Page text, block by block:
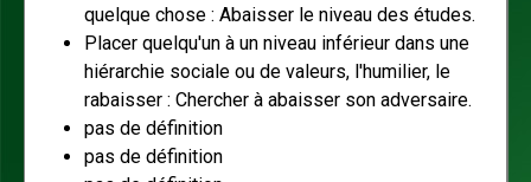
quelque chose : Abaisser le niveau des études.
Placer quelqu'un à un niveau inférieur dans une
hiérarchie sociale ou de valeurs, l'humilier, le
rabaisser : Chercher à abaisser son adversaire.
pas de définition
pas de définition